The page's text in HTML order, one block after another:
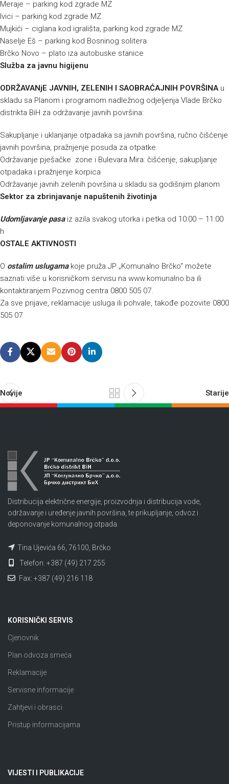
Meraje – parking kod zgrade MZ
Ivici – parking kod zgrade MZ
Mujkići – ciglana kod igrališta, parking kod zgrade MZ
Naselje Eš – parking kod Bosninog solitera
Brčko Novo – plato iza autobuske stanice
Služba za javnu higijenu
ODRŽAVANjE JAVNIH, ZELENIH I SAOBRAĆAJNIH POVRŠINAu
skladu sa Planom i programom nadležnog odjeljenja Vlade Brčko
distrikta BiH za održavanje javnih površina:
Sakupljanje i uklanjanje otpadaka sa javnih površina, ručno čišćenje
javnih površina, pražnjenje posuda za otpatke.
Održavanje pješačke zone i Bulevara Mira: čišćenje, sakupljanje
otpadaka i pražnjenje korpica
Održavanje javnih zelenih površina u skladu sa godišnjim planom
Sektor za zbrinjavanje napuštenih životinja
Udomljavanje pasaiz azila svakog utorka i petka od 10:00 – 11:00
h
OSTALE AKTIVNOSTI
O ostalim uslugamakoje pruža JP „Komunalno Brčko“ možete
saznati više u korisničkom servisu na www.komunalno.ba ili
kontaktiranjem Pozivnog centra 0800 505 07.
Za sve prijave, reklamacije usluga ili pohvale, takođe pozovite 0800
505 07
Novije Starije
Distribucija električne energije, proizvodnja i distribucija vode,
održavanje i uređenje javnih površina, te prikupljanje, odvoz i
deponovanje komunalnog otpada.
Tina Ujevića 66, 76100, Brčko
Telefon: +387 (49) 217 255
Fax: +387 (49) 216 118
KORISNIČKI SERVIS
Cjenovnik
Plan odvoza smeća
Reklamacije
Servisne informacije
Zahtjevi i obrasci
Pristup informacijama
VIJESTI I PUBLIKACIJE